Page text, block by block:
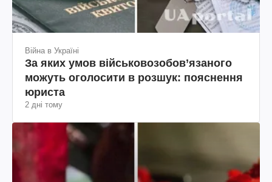
Війна в Україні
За яких умов військовозобов’язаного
можуть оголосити в розшук: пояснення
юриста
2 дні тому